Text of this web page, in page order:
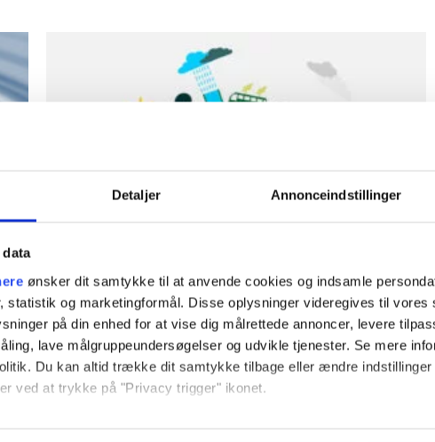
Detaljer Annonceindstillinger
ønsker dit samtykke til at anvende cookies og indsamle
statistik og marketingformål. Disse oplysninger videregives til vores
på din enhed for at vise dig målrettede annoncer, levere
lave målgruppeundersøgelser og udvikle tjenester. Se mere
Du kan altid trække dit samtykke tilbage eller ændre indstillinger
ved at trykke på "Privacy trigger" ikonet.
også gerne:
LEDELSE
C25-selskaber benytter
tvivlsomt ESG-
adelsmærke i